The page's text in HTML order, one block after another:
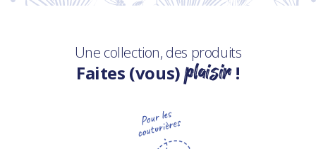
Une collection, des produits
Faites (vous)plaisir!